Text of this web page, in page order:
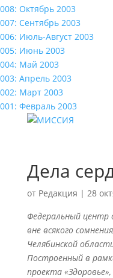
008: Октябрь 2003
007: Сентябрь 2003
006: Июль-Август 2003
005: Июнь 2003
004: Май 2003
003: Апрель 2003
002: Март 2003
001: Февраль 2003
Дела
от Редакция | 28
Федеральный центр
вне всякого
Челябинской
Построенный в
проекта